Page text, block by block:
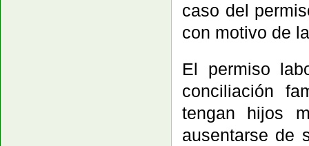
caso del
con motivo de
El permiso
conciliación
tengan hijos
ausentarse de